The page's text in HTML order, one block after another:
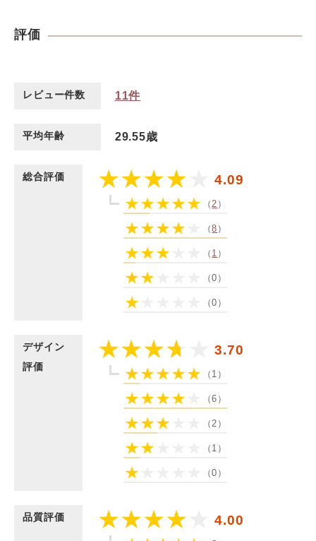
評価
レビュー件数 11件
平均年齢 29.55歳
総合評価 4.09
（2 ）
（8 ）
（ 1 ）
（0）
（0）
デザイン
評価
3.70
（1）
（6）
（2）
（1）
（0）
品質評価 4.00